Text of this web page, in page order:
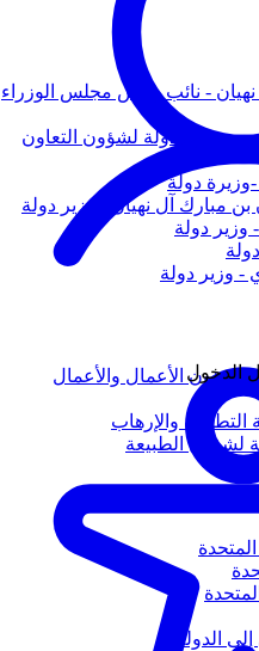
نهيان - نائب رئيس مجلس الوزراء
- وزيرة دولة لشؤون التعاون
دولة
مبارك آل نهيان - وزير دولة
وزير دولة
- وزير دولة
لشؤون الأعمال والأعمال
التطرف والإرهاب
لشؤون الطبيعة
الدولة
الدخول